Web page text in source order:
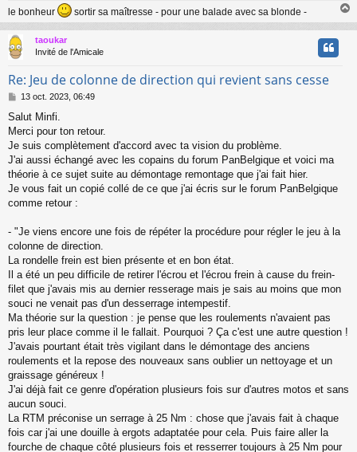
le bonheur sortir sa maîtresse - pour une balade avec sa blonde -
a
u
taoukar
Invité de l'Amicale
Re: Jeu de colonne de direction qui revient sans cesse
M
s
s
a
g
13 oct. 2023, 06:49
Salut Minfi.
Merci pour ton retour.
Je suis complètement d'accord avec ta vision du problème.
J'ai aussi échangé avec les copains du forum PanBelgique et voici ma
théorie à ce sujet suite au démontage remontage que j'ai fait hier.
Je vous fait un copié collé de ce que j'ai écris sur le forum PanBelgique
comme retour :
- "Je viens encore une fois de répéter la procédure pour régler le jeu à la
colonne de direction.
La rondelle frein est bien présente et en bon état.
Il a été un peu difficile de retirer l'écrou et l'écrou frein à cause du frein-
filet que j'avais mis au dernier resserage mais je sais au moins que mon
souci ne venait pas d'un desserrage intempestif.
Ma théorie sur la question : je pense que les roulements n'avaient pas
pris leur place comme il le fallait. Pourquoi ? Ça c'est une autre question !
J'avais pourtant était très vigilant dans le démontage des anciens
roulements et la repose des nouveaux sans oublier un nettoyage et un
graissage généreux !
J'ai déjà fait ce genre d'opération plusieurs fois sur d'autres motos et sans
aucun souci.
La RTM préconise un serrage à 25 Nm : chose que j'avais fait à chaque
fois car j'ai une douille à ergots adaptatée pour cela. Puis faire aller la
fourche de chaque côté plusieurs fois et resserrer toujours à 25 Nm pour